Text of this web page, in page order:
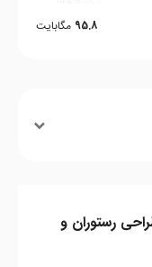
95.8 مگابایت
رستوران و